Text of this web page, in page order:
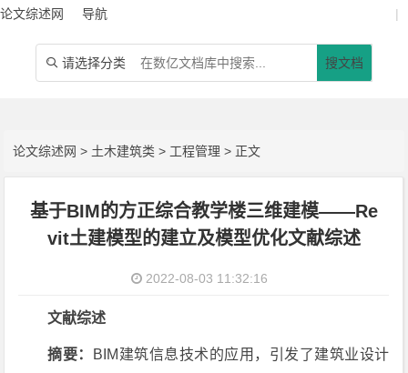
论文综述网 导航 |
 请选择分类 搜文档
论文综述网 > 土木建筑类 > 工程管理 > 正文
基于BIM的方正综合教学楼三维建模——Re
vit土建模型的建立及模型优化文献综述
2022-08-03 11:32:16
文献综述
摘要：
BIM建筑信息技术的应用，引发了建筑业设计